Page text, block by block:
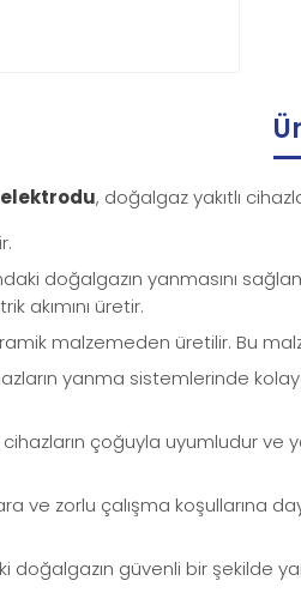
elektrodu, doğalgaz yakıtlı
doğalgazın yanmasını
akımını üretir.
malzemeden üretilir. Bu
yanma sistemlerinde
cihazların çoğuyla uyumludur
ve zorlu çalışma
doğalgazın güvenli bir şekilde